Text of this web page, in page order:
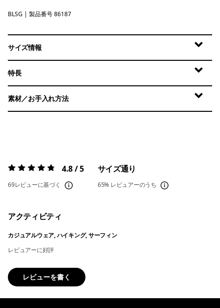
Blue Sage
BLSG | 製品番号 86187
サイズ情報
特長
素材／お手入れ方法
評価:4.8 / 5 4.8 / 5
69レビューに基づく
サイズ通り
65% レビュアーのうち
アクティビティ
カジュアルウェア, ハイキング, サーフィン
レビュアーに好評
レビューを書く